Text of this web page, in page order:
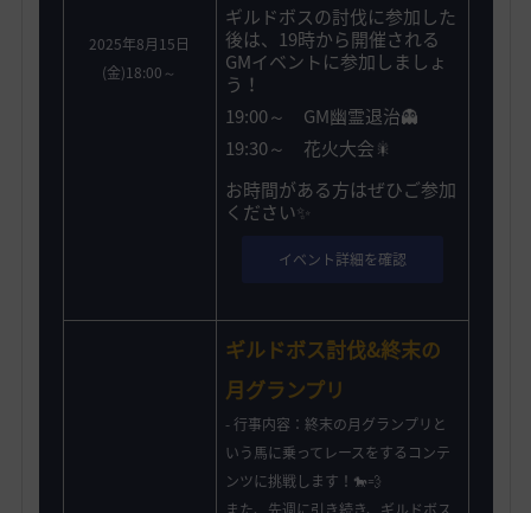
2025年8月15日
(金)18:00～
ギルドボスの討伐に参加した
後は、19時から開催される
GMイベントに参加しましょ
う！
19:00～ GM幽霊退治👻
19:30～ 花火大会🎇
お時間がある方はぜひご参加
ください✨️
イベント詳細を確認
ギルドボス討伐&終末の
月グランプリ
- 行事内容：終末の月グランプリと
いう馬に乗ってレースをするコンテ
ンツに挑戦します！🐎💨